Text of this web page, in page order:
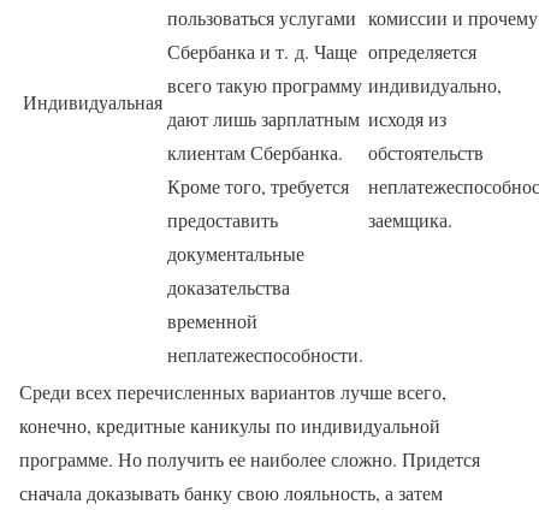
Индивидуальная
пользоваться услугами
Сбербанка и т. д. Чаще
всего такую программу
дают лишь зарплатным
клиентам Сбербанка.
Кроме того, требуется
предоставить
документальные
доказательства
временной
неплатежеспособности.
комиссии и прочему
определяется
индивидуально,
исходя из
обстоятельств
заемщика.
Среди всех перечисленных вариантов лучше всего,
конечно, кредитные каникулы по индивидуальной
программе. Но получить ее наиболее сложно. Придется
сначала доказывать банку свою лояльность, а затем